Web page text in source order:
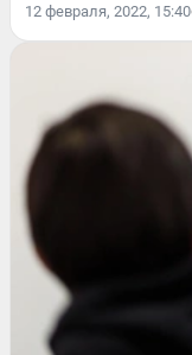
12 февраля, 2022, 15:40